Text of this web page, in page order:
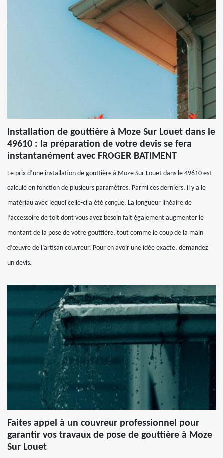
Installation de gouttière à Moze Sur Louet dans le
49610 : la préparation de votre devis se fera
instantanément avec FROGER BATIMENT
Le prix d’une installation de gouttière à Moze Sur Louet dans le 49610 est
calculé en fonction de plusieurs paramètres. Parmi ces derniers, il y a le
matériau avec lequel celle-ci a été conçue. La longueur linéaire de
l’accessoire de toit dont vous avez besoin fait également augmenter le
montant de la pose de votre gouttière, tout comme le coup de la main
d’œuvre de l’artisan couvreur. Pour en avoir une idée exacte, demandez
un devis.
Faites appel à un couvreur professionnel pour
garantir vos travaux de pose de gouttière à Moze
Sur Louet